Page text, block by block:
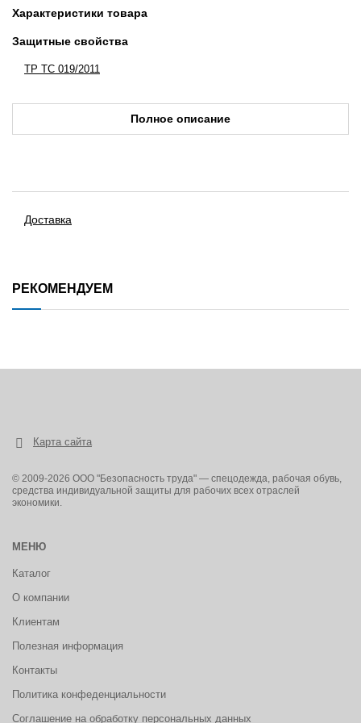
Характеристики товара
Защитные свойства
ТР ТС 019/2011
Полное описание
Доставка
РЕКОМЕНДУЕМ
Карта сайта
© 2009-2026 ООО "Безопасность труда" — спецодежда, рабочая обувь,
средства индивидуальной защиты для рабочих всех отраслей
экономики.
МЕНЮ
Каталог
О компании
Клиентам
Полезная информация
Контакты
Политика конфеденциальности
Соглашение на обработку персональных данных